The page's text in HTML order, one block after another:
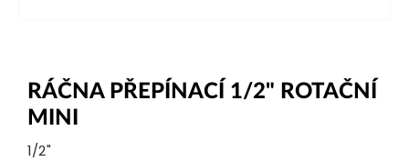
RÁČNA PŘEPÍNACÍ 1/2" ROTAČNÍ
MINI
1/2"